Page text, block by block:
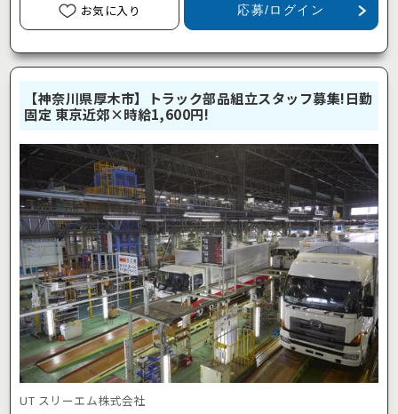
お気に入り 応募/ログイン
【神奈川県厚木市】トラック部品組立スタッフ募集!日勤
固定 東京近郊×時給1,600円!
UT スリーエム株式会社